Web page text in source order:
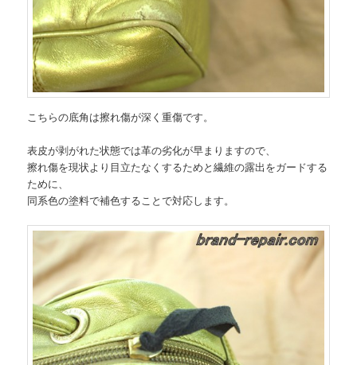
こちらの底角は擦れ傷が深く重傷です。
表皮が剥がれた状態では革の劣化が早まりますので、
擦れ傷を現状より目立たなくするためと繊維の露出をガードする
ために、
同系色の塗料で補色することで対応します。